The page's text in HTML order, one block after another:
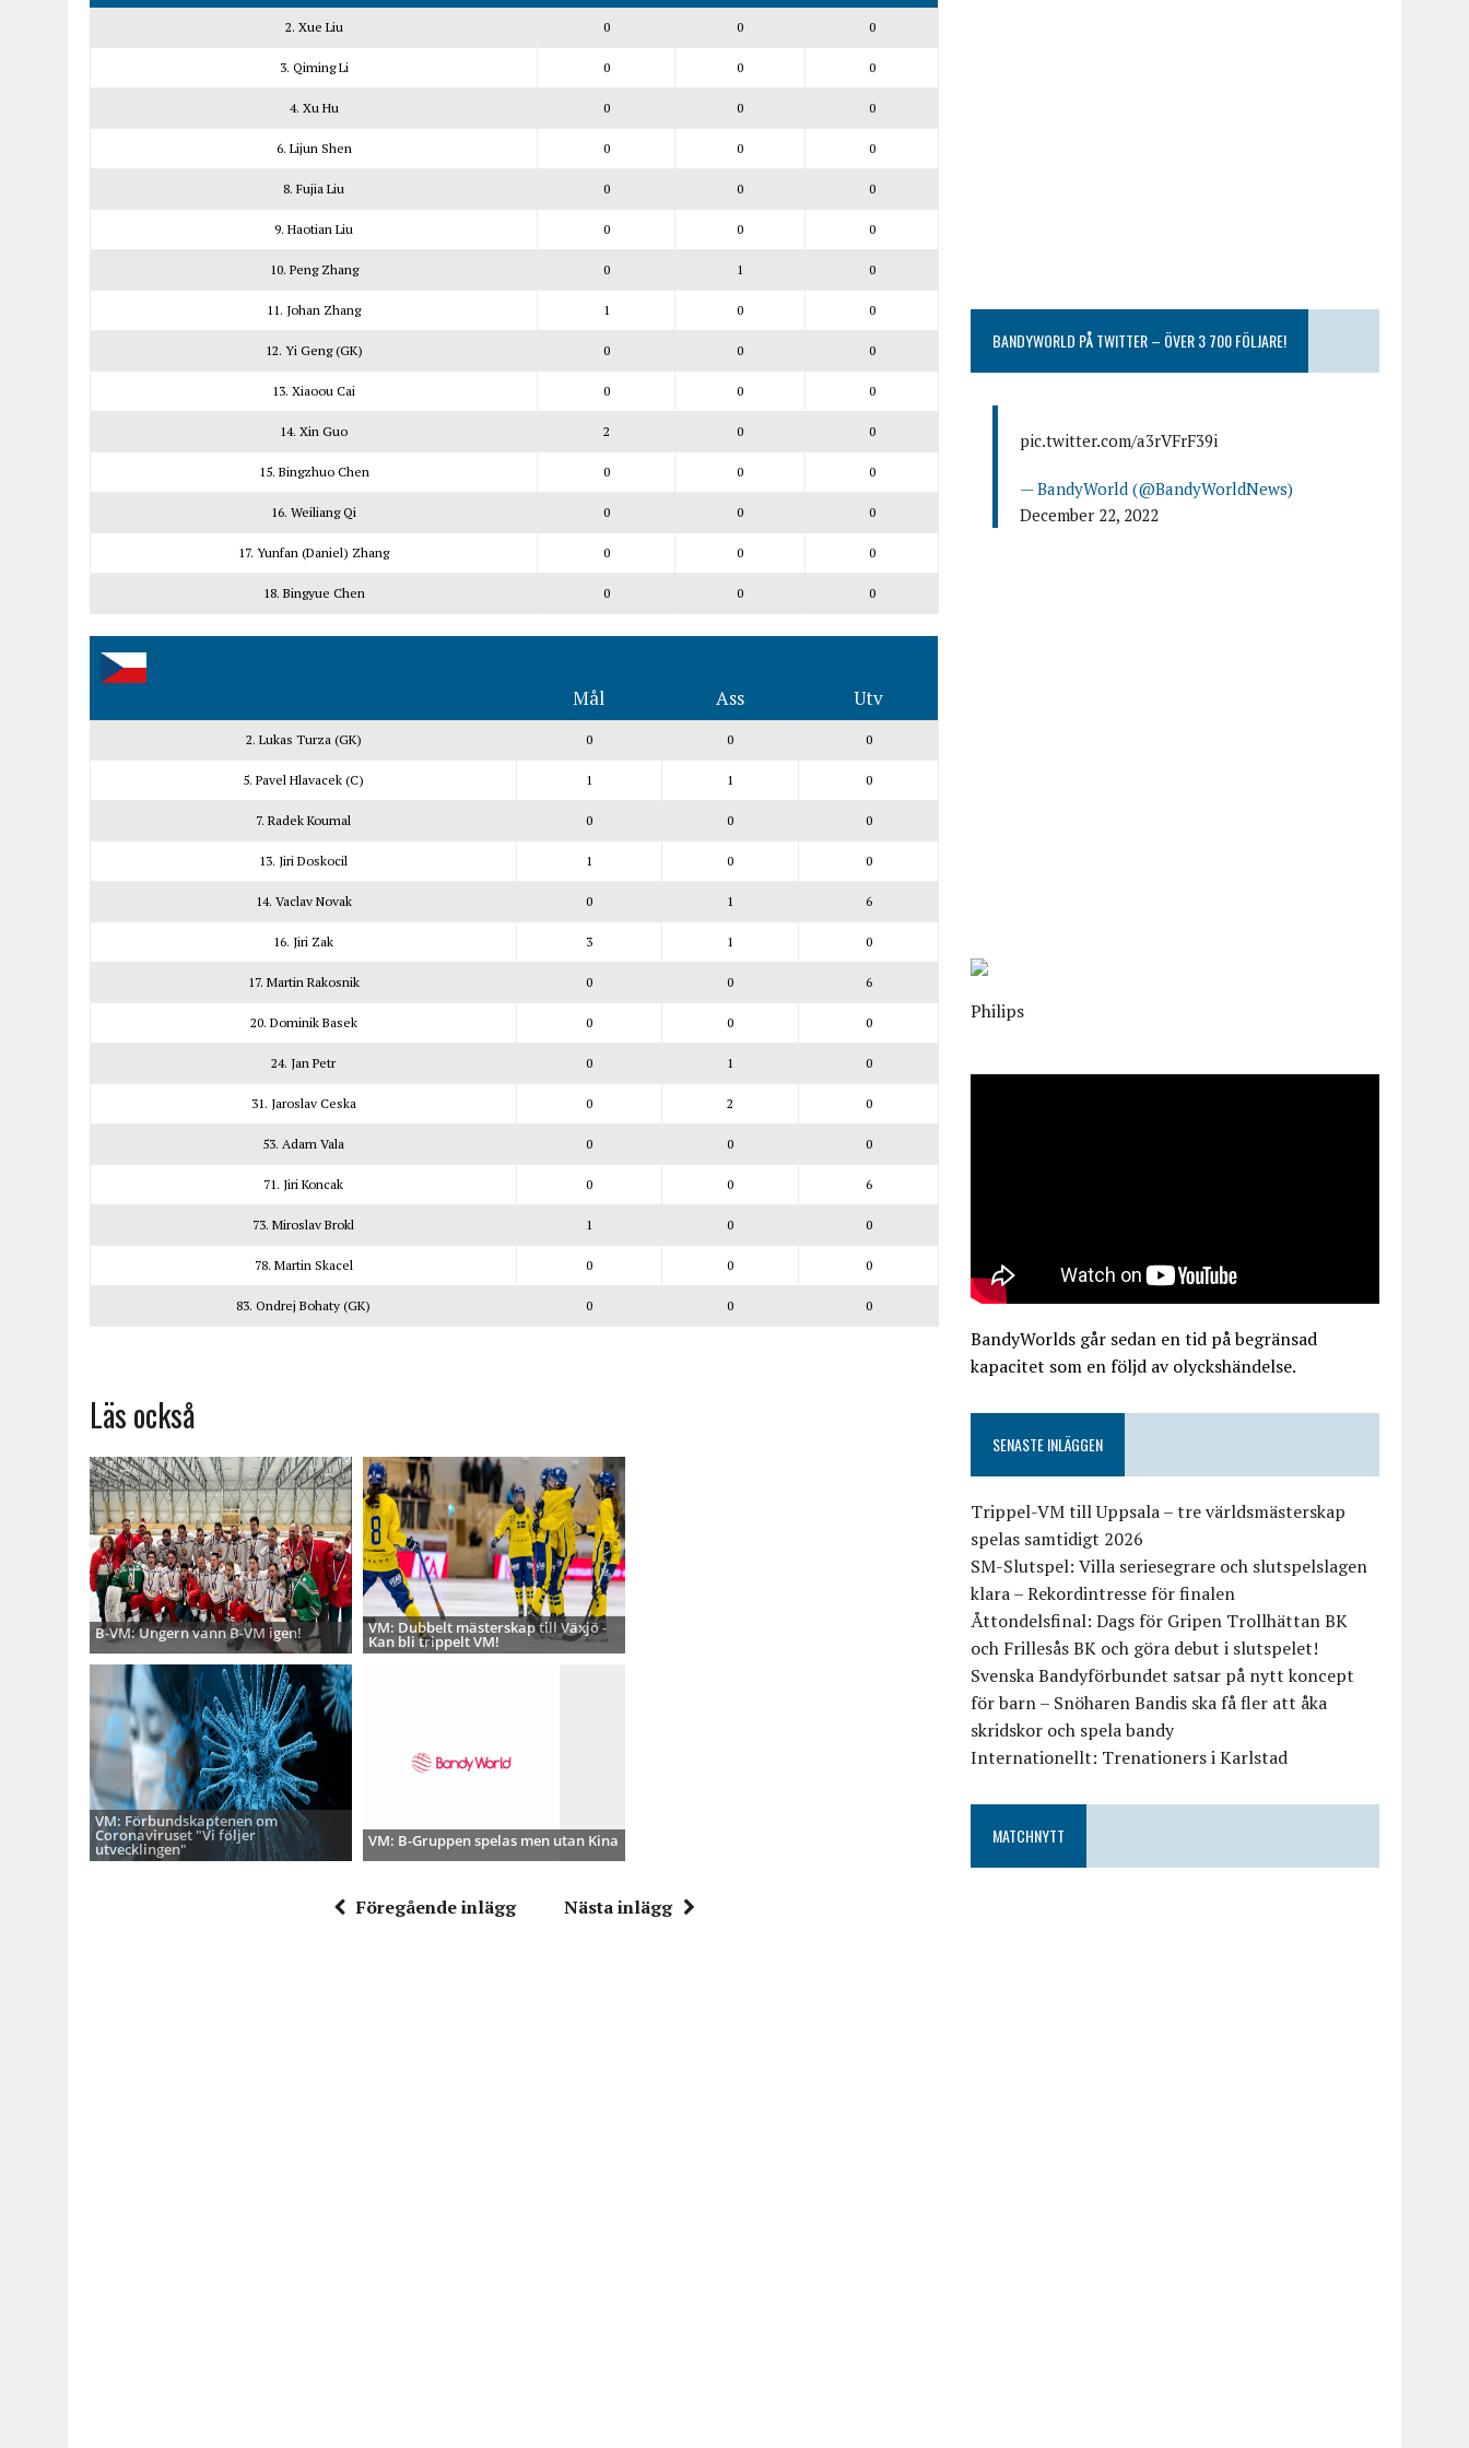
2. Xue Liu 0 0 0
3. Qiming Li 0 0 0
4. Xu Hu 0 0 0
6. Lijun Shen 0 0 0
8. Fujia Liu 0 0 0
9. Haotian Liu 0 0 0
10. Peng Zhang 0 1 0
11. Johan Zhang 1 0 0
12. Yi Geng (GK) 0 0 0
13. Xiaoou Cai 0 0 0
14. Xin Guo 2 0 0
15. Bingzhuo Chen 0 0 0
16. Weiliang Qi 0 0 0
17. Yunfan (Daniel) Zhang 0 0 0
18. Bingyue Chen 0 0 0
Mål Ass Utv
2. Lukas Turza (GK) 0 0 0
5. Pavel Hlavacek (C) 1 1 0
7. Radek Koumal 0 0 0
13. Jiri Doskocil 1 0 0
14. Vaclav Novak 0 1 6
16. Jiri Zak 3 1 0
17. Martin Rakosnik 0 0 6
20. Dominik Basek 0 0 0
24. Jan Petr 0 1 0
31. Jaroslav Ceska 0 2 0
53. Adam Vala 0 0 0
71. Jiri Koncak 0 0 6
73. Miroslav Brokl 1 0 0
78. Martin Skacel 0 0 0
83. Ondrej Bohaty (GK) 0 0 0
Läs också
B-VM: Ungern vann B-VM igen! VM: Dubbelt mästerskap till Växjö -
Kan bli trippelt VM!
VM: Förbundskaptenen om
Coronaviruset "Vi följer
utvecklingen" VM: B-Gruppen spelas men utan Kina
Föregående inlägg Nästa inlägg
BANDYWORLD PÅ TWITTER – ÖVER 3 700 FÖLJARE!
pic.twitter.com/a3rVFrF39i
— BandyWorld (@BandyWorldNews)
December 22, 2022
Philips
BandyWorlds går sedan en tid på begränsad
kapacitet som en följd av olyckshändelse.
SENASTE INLÄGGEN
Trippel-VM till Uppsala – tre världsmästerskap
spelas samtidigt 2026
SM-Slutspel: Villa seriesegrare och slutspelslagen
klara – Rekordintresse för finalen
Åttondelsfinal: Dags för Gripen Trollhättan BK
och Frillesås BK och göra debut i slutspelet!
Svenska Bandyförbundet satsar på nytt koncept
för barn – Snöharen Bandis ska få fler att åka
skridskor och spela bandy
Internationellt: Trenationers i Karlstad
MATCHNYTT